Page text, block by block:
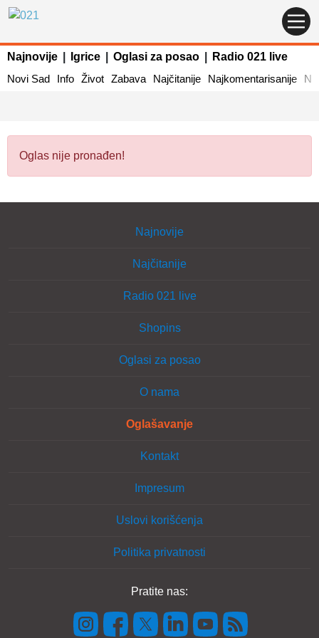
Najnovije Igrice Oglasi za posao
Radio 021 live
Novi Sad
Info Život Zabava Najčitanije Najkomentarisanije
Oglas nije pronađen!
Najnovije
Najčitanije
Radio 021 live
Shopins
Oglasi za posao
O nama
Oglašavanje
Kontakt
Impresum
Uslovi korišćenja
Politika privatnosti
Pratite nas: